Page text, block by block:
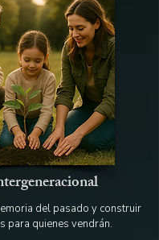
del pasado y construir
para quienes vendrán.